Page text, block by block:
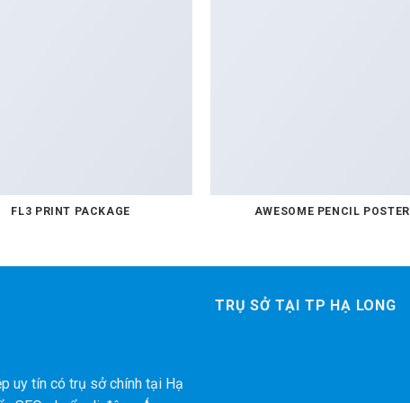
FL3 PRINT PACKAGE AWESOME PENCIL POSTER
uy tín có trụ sở chính tại Hạ
TRỤ SỞ TẠI TP HẠ LONG